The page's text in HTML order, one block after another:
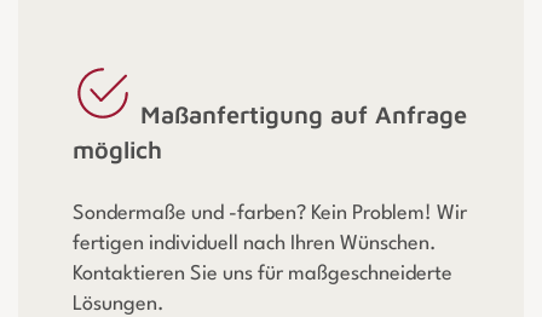
Maßanfertigung auf Anfrage
möglich
Sondermaße und -farben? Kein Problem! Wir
fertigen individuell nach Ihren Wünschen.
Kontaktieren Sie uns für maßgeschneiderte
Lösungen.